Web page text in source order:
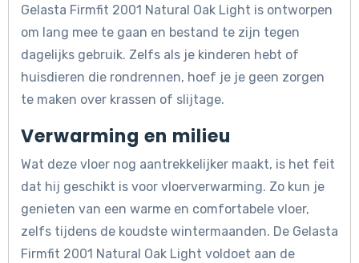
Gelasta Firmfit 2001 Natural Oak Light is ontworpen
om lang mee te gaan en bestand te zijn tegen
dagelijks gebruik. Zelfs als je kinderen hebt of
huisdieren die rondrennen, hoef je je geen zorgen
te maken over krassen of slijtage.
Verwarming en milieu
Wat deze vloer nog aantrekkelijker maakt, is het feit
dat hij geschikt is voor vloerverwarming. Zo kun je
genieten van een warme en comfortabele vloer,
zelfs tijdens de koudste wintermaanden. De Gelasta
Firmfit 2001 Natural Oak Light voldoet aan de